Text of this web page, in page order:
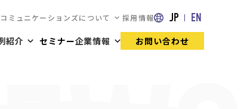
ミュニケーションズについて 採用情報 JP EN
紹介 セミナー企業情報 お問い合わせ